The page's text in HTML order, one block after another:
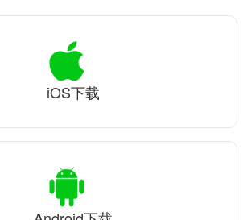
iOS下载